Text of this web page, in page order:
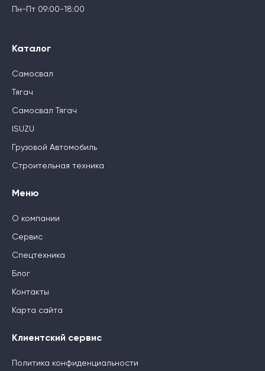
Пн-Пт 09:00-18:00
Каталог
Самосвал
Тягач
Самосвал Тягач
ISUZU
Грузовой Автомобиль
Строительная техника
Меню
О компании
Сервис
Спецтехника
Блог
Контакты
Карта сайта
Клиентский сервис
Политика конфиденциальности